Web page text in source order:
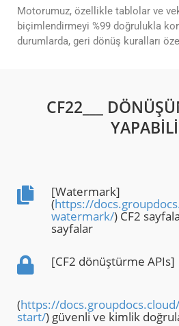
Motorumuz, özellikle tablolar ve
biçimlendirmeyi %99 doğrulukla
durumlarda, geri dönüş kuralları
CF22___
[Watermark]
(https://
watermark/) CF2
sayfalar
[CF2 dönüştürme APIs]
(https://
start/) güvenli ve kimlik